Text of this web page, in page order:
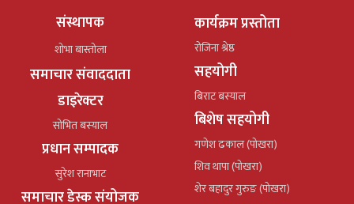
संस्थापक
शोभा बास्तोला
समाचार संवाददाता
डाइरेक्टर
सोभित बस्याल
प्रधान सम्पादक
सुरेश रानाभाट
समाचार डेस्क संयोजक
कार्यक्रम प्रस्तोता
रोजिना श्रेष्ठ
सहयोगी
बिराट बस्याल
बिशेष सहयोगी
गणेश ढकाल (पोखरा)
शिव थापा (पोखरा)
शेर बहादुर गुरुङ (पोखरा)